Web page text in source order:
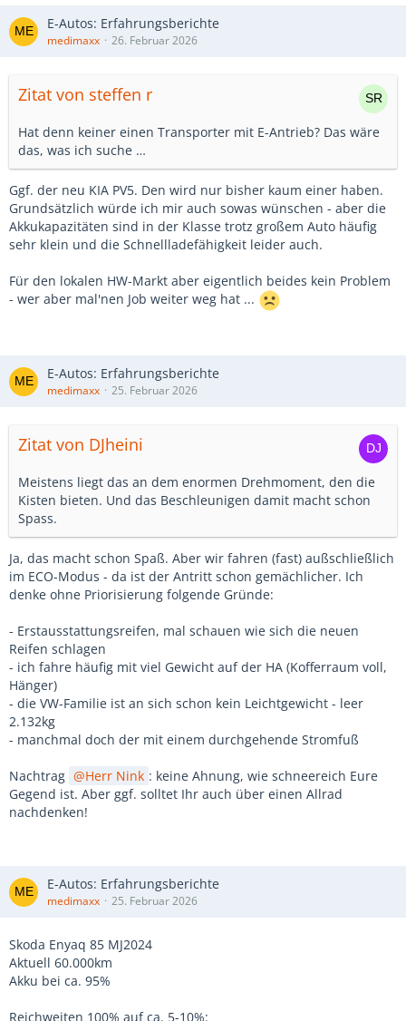
E-Autos: Erfahrungsberichte
medimaxx 26. Februar 2026
Zitat von steffen r
Hat denn keiner einen Transporter mit E-Antrieb? Das wäre
das, was ich suche …
Ggf. der neu KIA PV5. Den wird nur bisher kaum einer haben.
Grundsätzlich würde ich mir auch sowas wünschen - aber die
Akkukapazitäten sind in der Klasse trotz großem Auto häufig
sehr klein und die Schnellladefähigkeit leider auch.
Für den lokalen HW-Markt aber eigentlich beides kein Problem
- wer aber mal'nen Job weiter weg hat ...
E-Autos: Erfahrungsberichte
medimaxx 25. Februar 2026
Zitat von DJheini
Meistens liegt das an dem enormen Drehmoment, den die
Kisten bieten. Und das Beschleunigen damit macht schon
Spass.
Ja, das macht schon Spaß. Aber wir fahren (fast) außschließlich
im ECO-Modus - da ist der Antritt schon gemächlicher. Ich
denke ohne Priorisierung folgende Gründe:
- Erstausstattungsreifen, mal schauen wie sich die neuen
Reifen schlagen
- ich fahre häufig mit viel Gewicht auf der HA (Kofferraum voll,
Hänger)
- die VW-Familie ist an sich schon kein Leichtgewicht - leer
2.132kg
- manchmal doch der mit einem durchgehende Stromfuß
Nachtrag Herr Nink : keine Ahnung, wie schneereich Eure
Gegend ist. Aber ggf. solltet Ihr auch über einen Allrad
nachdenken!
E-Autos: Erfahrungsberichte
medimaxx 25. Februar 2026
Skoda Enyaq 85 MJ2024
Aktuell 60.000km
Akku bei ca. 95%
Reichweiten 100% auf ca. 5-10%: